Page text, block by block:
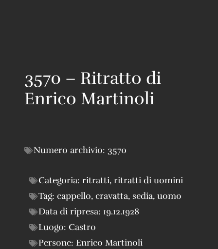
3570 – Ritratto di
Enrico Martinoli
Numero archivio: 3570
Categoria: ritratti, ritratti di uomini
Tag: cappello, cravatta, sedia, uomo
Data di ripresa: 19.12.1928
Luogo: Castro
Persone: Enrico Martinoli